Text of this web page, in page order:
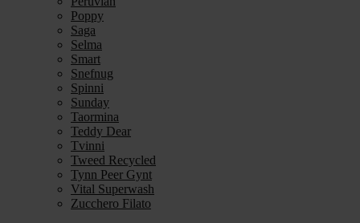
Poppy
Saga
Selma
Smart
Snefnug
Spinni
Sunday
Taormina
Teddy Dear
Tvinni
Tweed Recycled
Tynn Peer Gynt
Vital Superwash
Zucchero Filato